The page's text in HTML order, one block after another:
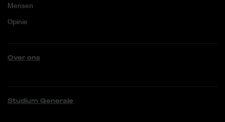
Mensen
Opinie
Over ons
Studium Generale